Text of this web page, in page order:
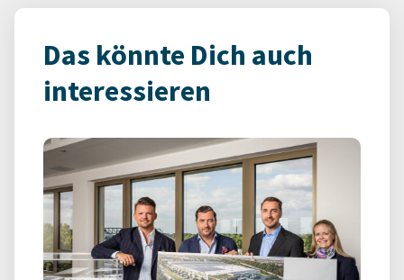
Das könnte Dich auch
interessieren